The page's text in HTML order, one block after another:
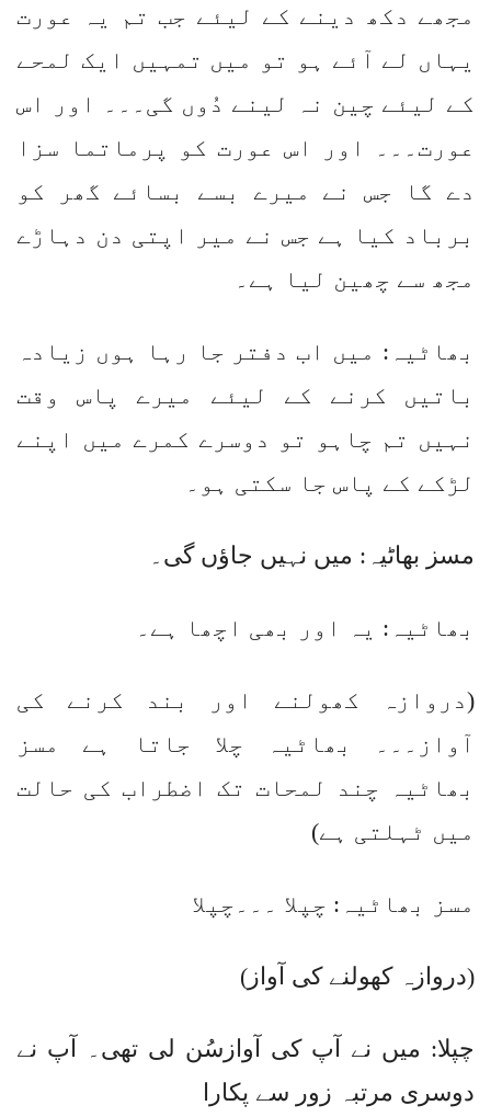
مجھے دکھ دینے کے لیئے جب تم یہ عورت
یہاں لے آئے ہو تو میں تمہیں ایک لمحے
کے لیئے چین نہ لینے دُوں گی۔۔۔ اور اس
عورت۔۔۔ اور اس عورت کو پرماتما سزا
دے گا جس نے میرے بسے بسائے گھر کو
برباد کیا ہے جس نے میر اپتی دن دہاڑے
مجھ سے چھین لیا ہے۔
بھاٹیہ: میں اب دفتر جا رہا ہوں زیادہ
باتیں کرنے کے لیئے میرے پاس وقت
نہیں تم چاہو تو دوسرے کمرے میں اپنے
لڑکے کے پاس جا سکتی ہو۔
مسز بھاٹیہ: میں نہیں جاؤں گی۔
بھاٹیہ: یہ اور بھی اچھا ہے۔
(دروازہ کھولنے اور بند کرنے کی
آواز۔۔۔ بھاٹیہ چلا جاتا ہے مسز
بھاٹیہ چند لمحات تک اضطراب کی حالت
میں ٹہلتی ہے)
مسز بھاٹیہ: چپلا ۔۔۔چپلا
(دروازہ کھولنے کی آواز)
چپلا: میں نے آپ کی آوازسُن لی تھی۔ آپ نے
دوسری مرتبہ زور سے پکارا